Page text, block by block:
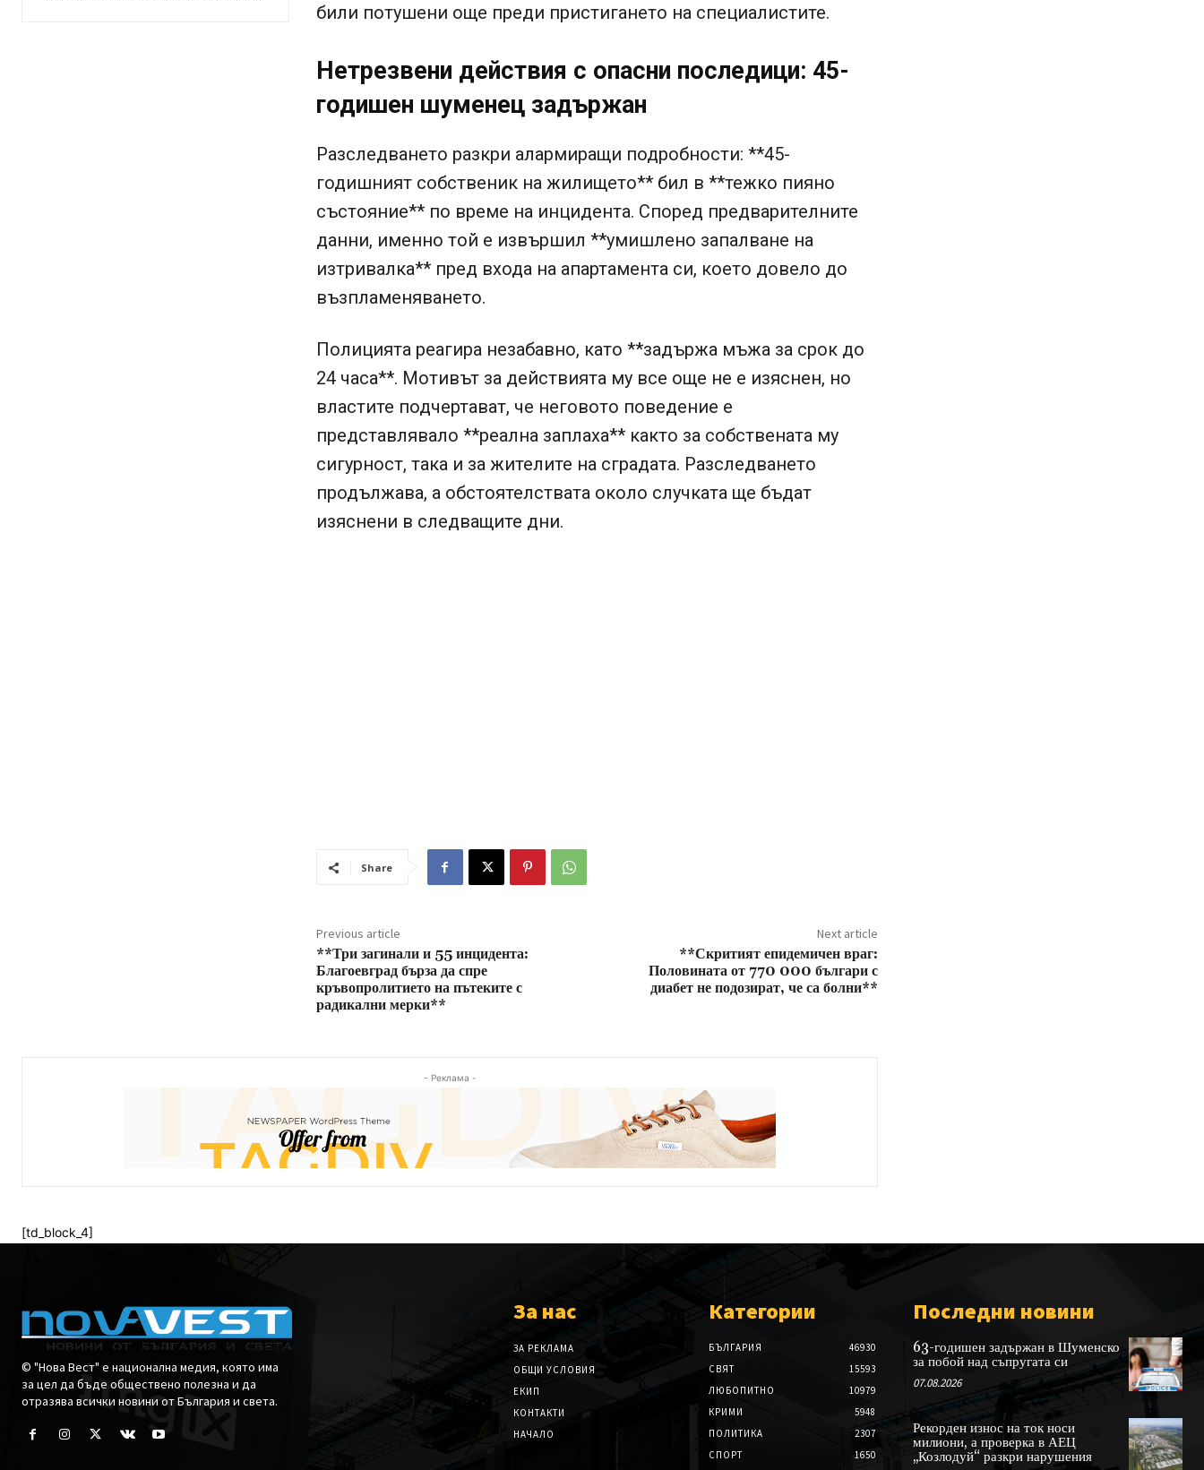
били потушени още преди пристигането на специалистите.
Нетрезвени действия с опасни последици: 45-
годишен шуменец задържан
Разследването разкри алармиращи подробности: **45-
годишният собственик на жилището** бил в **тежко пияно
състояние** по време на инцидента. Според предварителните
данни, именно той е извършил **умишлено запалване на
изтривалка** пред входа на апартамента си, което довело до
възпламеняването.
Полицията реагира незабавно, като **задържа мъжа за срок до
24 часа**. Мотивът за действията му все още не е изяснен, но
властите подчертават, че неговото поведение е
представлявало **реална заплаха** както за собствената му
сигурност, така и за жителите на сградата. Разследването
продължава, а обстоятелствата около случката ще бъдат
изяснени в следващите дни.
Share
Previous article
**Три загинали и 55 инцидента:
Благоевград бърза да спре
кръвопролитието на пътеките с
радикални мерки**
Next article
**Скритият епидемичен враг:
Половината от 770 000 българи с
диабет не подозират, че са болни**
- Реклама -
[td_block_4]
© "Нова Вест" е национална медия, която има
за цел да бъде обществено полезна и да
отразява всички новини от България и света.
За нас
ЗА РЕКЛАМА
ОБЩИ УСЛОВИЯ
ЕКИП
КОНТАКТИ
НАЧАЛО
Категории
БЪЛГАРИЯ
46930
СВЯТ
15593
ЛЮБОПИТНО
10979
КРИМИ
5948
ПОЛИТИКА
2307
СПОРТ
1650
Последни новини
63-годишен задържан в Шуменско
за побой над съпругата си
07.08.2026
Рекорден износ на ток носи
милиони, а проверка в АЕЦ
„Козлодуй“ разкри нарушения